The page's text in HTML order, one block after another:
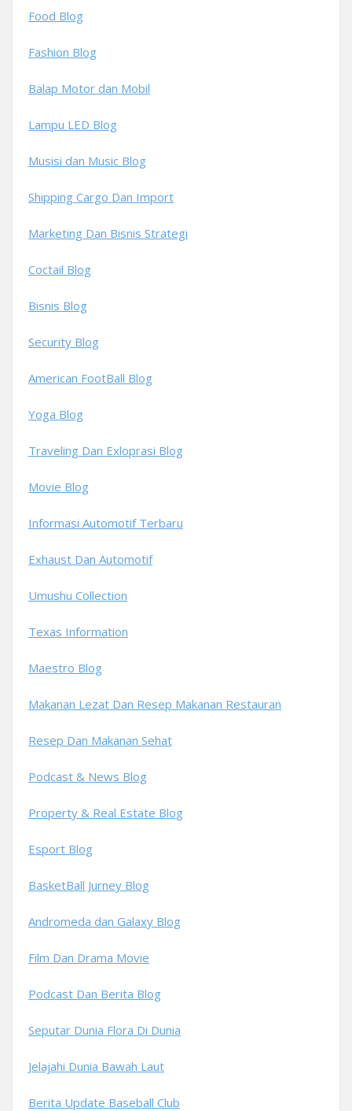
Food Blog
Fashion Blog
Balap Motor dan Mobil
Lampu LED Blog
Musisi dan Music Blog
Shipping Cargo Dan Import
Marketing Dan Bisnis Strategi
Coctail Blog
Bisnis Blog
Security Blog
American FootBall Blog
Yoga Blog
Traveling Dan Exloprasi Blog
Movie Blog
Informasi Automotif Terbaru
Exhaust Dan Automotif
Umushu Collection
Texas Information
Maestro Blog
Makanan Lezat Dan Resep Makanan Restauran
Resep Dan Makanan Sehat
Podcast & News Blog
Property & Real Estate Blog
Esport Blog
BasketBall Jurney Blog
Andromeda dan Galaxy Blog
Film Dan Drama Movie
Podcast Dan Berita Blog
Seputar Dunia Flora Di Dunia
Jelajahi Dunia Bawah Laut
Berita Update Baseball Club